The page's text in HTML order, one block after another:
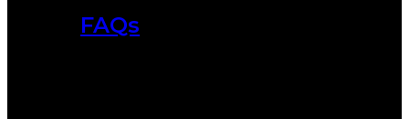
FAQs